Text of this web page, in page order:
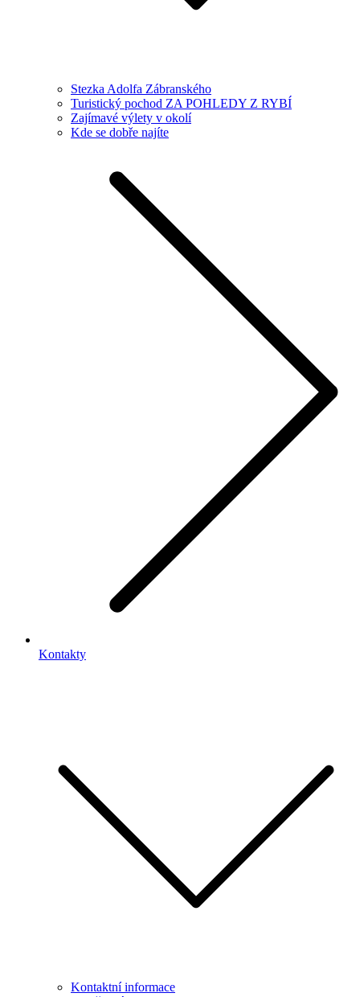
Stezka Adolfa Zábranského
Turistický pochod ZA POHLEDY Z RYBÍ
Zajímavé výlety v okolí
Kde se dobře najíte
Kontakty
Kontaktní informace